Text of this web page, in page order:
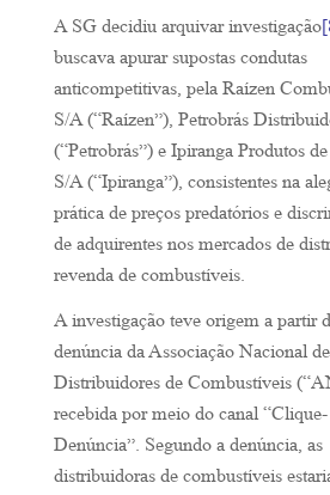
A SG decidiu arquivar investigação
buscava apurar supostas condutas
anticompetitivas, pela Raízen
S/A (“Raízen”), Petrobrás
(“Petrobrás”) e Ipiranga Produtos
S/A (“Ipiranga”), consistentes na
prática de preços predatórios e
de adquirentes nos mercados de
revenda de combustíveis.
A investigação teve origem a partir
denúncia da Associação Nacional de
Distribuidores de Combustíveis
recebida por meio do canal “Clique-
Denúncia”. Segundo a denúncia, as
distribuidoras de combustíveis